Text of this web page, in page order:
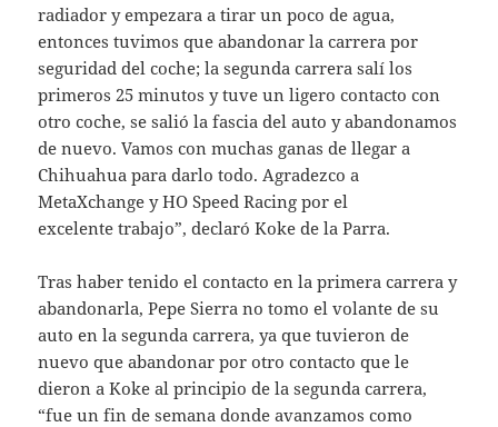
radiador y empezara a tirar un poco de agua,
entonces tuvimos que abandonar la carrera por
seguridad del coche; la segunda carrera salí los
primeros 25 minutos y tuve un ligero contacto con
otro coche, se salió la fascia del auto y abandonamos
de nuevo. Vamos con muchas ganas de llegar a
Chihuahua para darlo todo. Agradezco a
MetaXchange y HO Speed Racing por el
excelente trabajo”, declaró Koke de la Parra.
Tras haber tenido el contacto en la primera carrera y
abandonarla, Pepe Sierra no tomo el volante de su
auto en la segunda carrera, ya que tuvieron de
nuevo que abandonar por otro contacto que le
dieron a Koke al principio de la segunda carrera,
“fue un fin de semana donde avanzamos como